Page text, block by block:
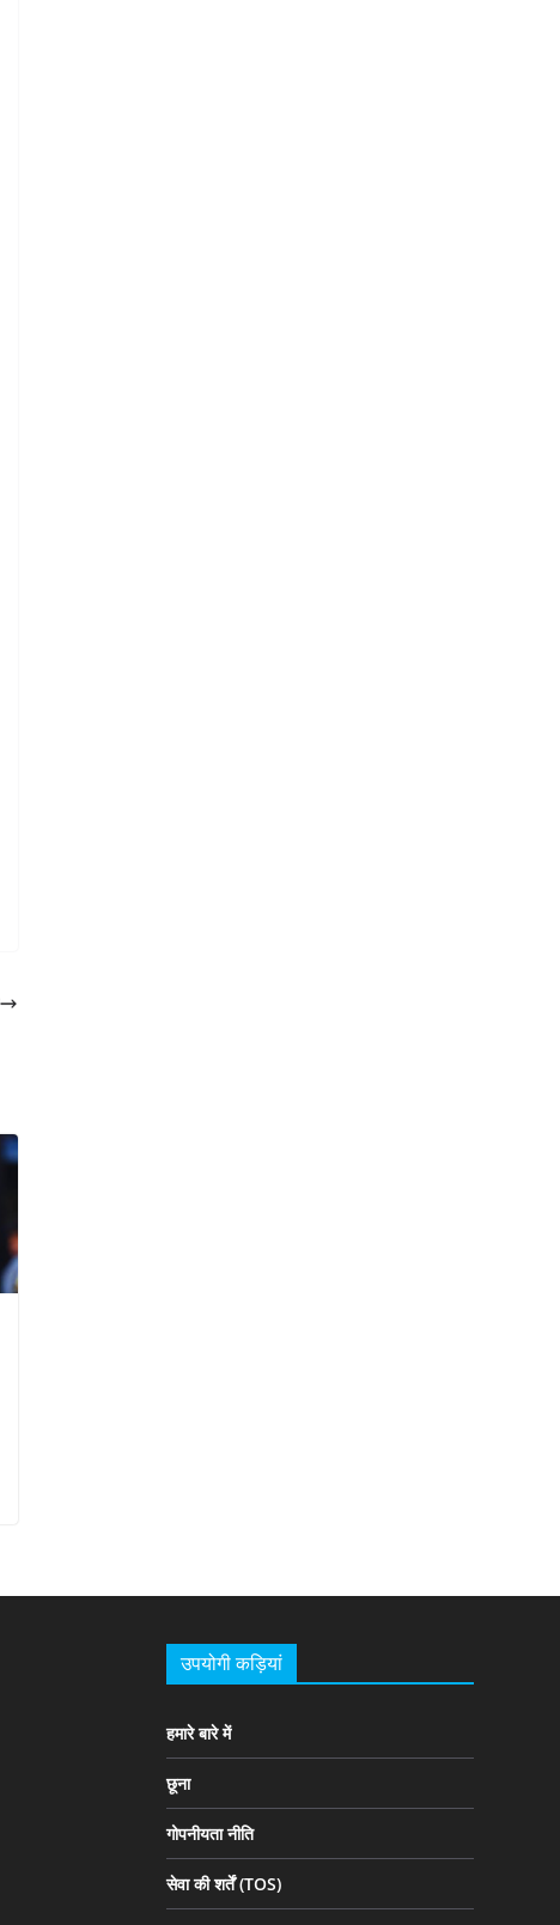
उपयोगी कड़ियां
हमारे बारे में
छूना
गोपनीयता नीति
सेवा की शर्तें (TOS)